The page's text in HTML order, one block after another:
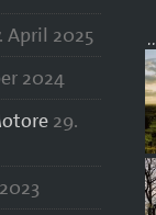
April 2025
2024
29.